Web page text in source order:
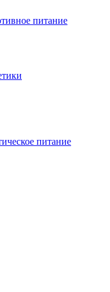
питание
питание